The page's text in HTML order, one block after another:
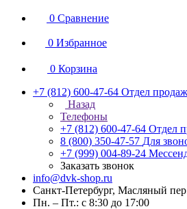
0 Сравнение
0 Избранное
0 Корзина
+7 (812) 600-47-64 Отдел продаж
Назад
Телефоны
+7 (812) 600-47-64 Отдел
8 (800) 350-47-57 Для
+7 (999) 004-89-24
Заказать звонок
info@dvk-shop.ru
Санкт-Петербург, Масляный
Пн. – Пт.: с 8:30 до 17:00